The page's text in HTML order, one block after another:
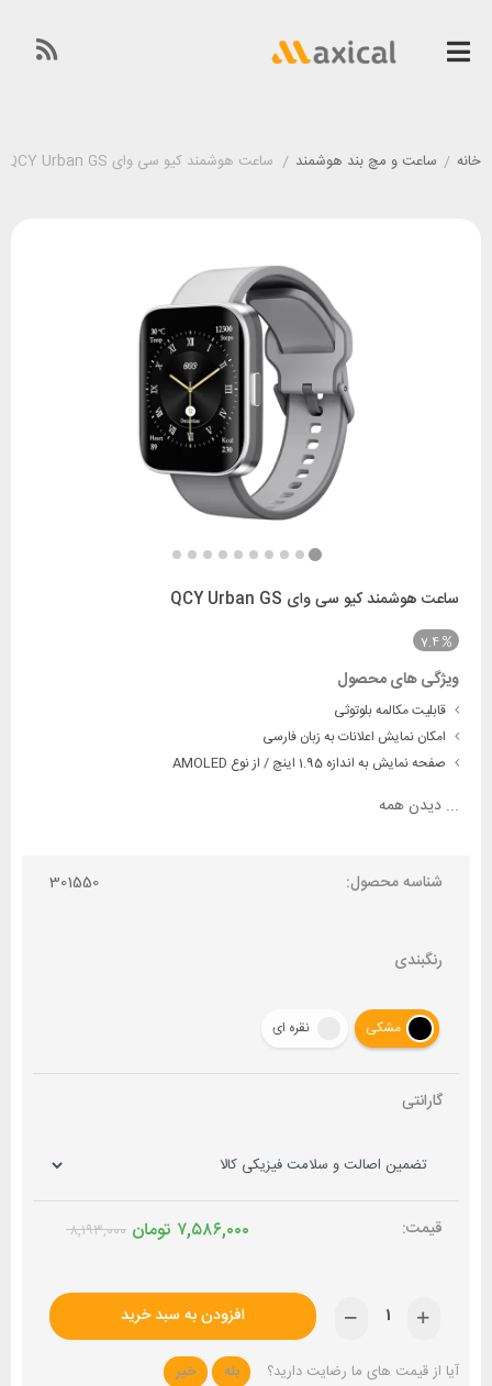
خانه / ساعت و مچ بند هوشمند / ساعت هوشمند کیو سی وای QCY Urban GS
ساعت هوشمند کیو سی وای QCY Urban GS
7.4
ویژگی های محصول
قابلیت مکالمه بلوتوثی
امکان نمایش اعلانات به زبان فارسی
صفحه نمایش به اندازه 1.95 اینچ / از نوع AMOLED
... دیدن همه
شناسه محصول: 301550
رنگبندی
مشکی نقره ای
گارانتی
۸,۱۹۳,۰۰۰ تومان ۷,۵۸۶,۰۰۰
افزودن به سبد خرید
آیا از قیمت های ما رضایت دارید؟ بله خیر